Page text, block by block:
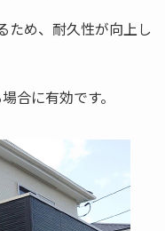
ため、耐久性が向上し
合に有効です。